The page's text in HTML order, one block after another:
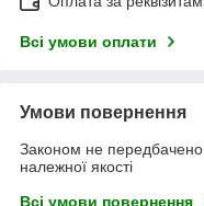
Всі умови оплати
Умови повернення
Законом не
належної якості
Всі умови повернення